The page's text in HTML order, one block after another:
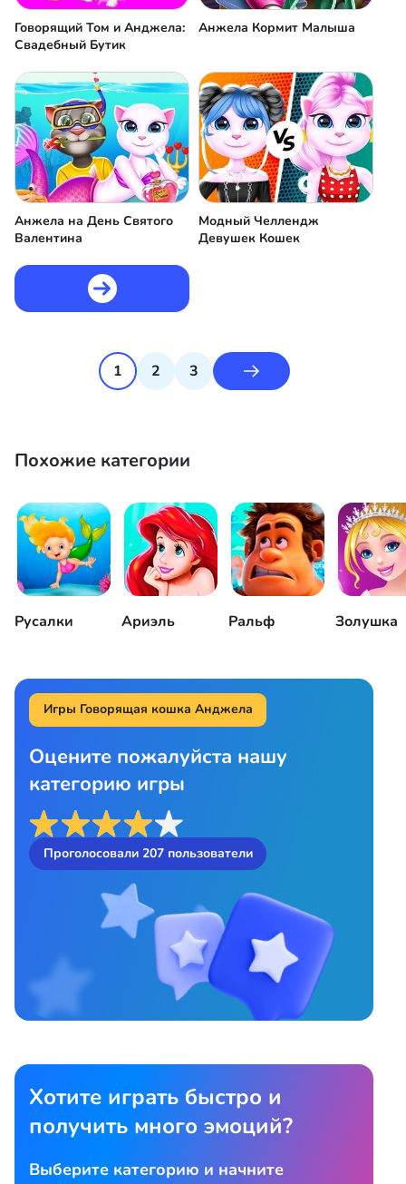
Говорящий Том и Анджела:
Свадебный Бутик
Анжела Кормит Малыша
Анжела на День Святого
Валентина
Модный Челлендж
Девушек Кошек
1 2 3
Похожие категории
Русалки Ариэль Ральф Золушка
Игры Говорящая кошка Анджела
Оцените пожалуйста нашу
категорию игры
Проголосовали 207пользователи
Хотите играть быстро и
получить много эмоций?
Выберите категорию и начните